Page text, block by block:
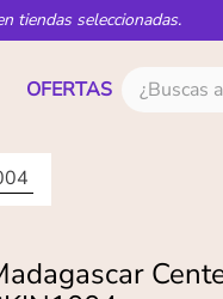
tiendas seleccionadas.
OFERTAS ¿Buscas